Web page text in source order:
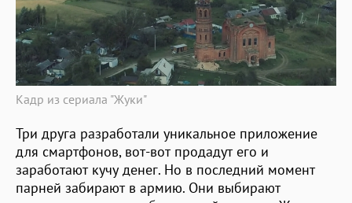
Кадр из сериала "Жуки"
Три друга разработали уникальное приложение
для смартфонов, вот-вот продадут его и
заработают кучу денег. Но в последний момент
парней забирают в армию. Они выбирают